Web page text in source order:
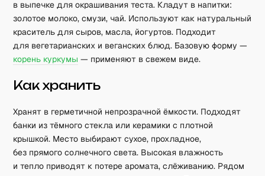
в выпечке для окрашивания теста. Кладут в напитки:
золотое молоко, смузи, чай. Используют как натуральный
краситель для сыров, масла, йогуртов. Подходит
для вегетарианских и веганских блюд. Базовую форму —
корень куркумы — применяют в свежем виде.
Как хранить
Хранят в герметичной непрозрачной ёмкости. Подходят
банки из тёмного стекла или керамики с плотной
крышкой. Место выбирают сухое, прохладное,
без прямого солнечного света. Высокая влажность
и тепло приводят к потере аромата, слёживанию. Рядом